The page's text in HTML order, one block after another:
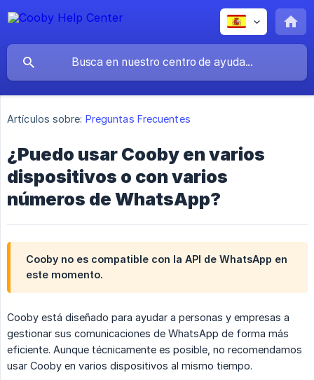
Artículos sobre: Preguntas Frecuentes
¿Puedo usar Cooby en varios
dispositivos o con varios
números de WhatsApp?
Cooby no es compatible con la API de WhatsApp en
este momento.
Cooby está diseñado para ayudar a personas y empresas a
gestionar sus comunicaciones de WhatsApp de forma más
eficiente. Aunque técnicamente es posible, no recomendamos
usar Cooby en varios dispositivos al mismo tiempo.